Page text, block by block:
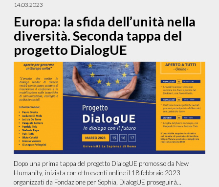
14.03.2023
Europa: la sfida dell’unità nella
diversità. Seconda tappa del
progetto DialogUE
Dopo una prima tappa del progetto DialogUE promosso da New
Humanity, iniziata con otto eventi online il 18 febbraio 2023
organizzati da Fondazione per Sophia, DialogUE proseguirà...